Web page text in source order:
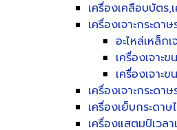
เครื่องเคลือบบัตร,
เครื่องเจาะกระดา
อะไหล่เหล็กเ
เครื่องเจาะ
เครื่องเจาะ
เครื่องเจาะกระดา
เครื่องเย็บกระดา
เครื่องแสตมป์เวล